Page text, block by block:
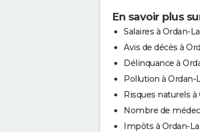
En savoir plus
Salaires à Ordan-
Avis de décès à
Délinquance à
Pollution à Ordan-
Risques naturels
Nombre de
Impôts à Ordan-